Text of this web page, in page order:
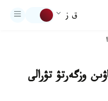
ق ز
وزگەرتۋ تۋرالى